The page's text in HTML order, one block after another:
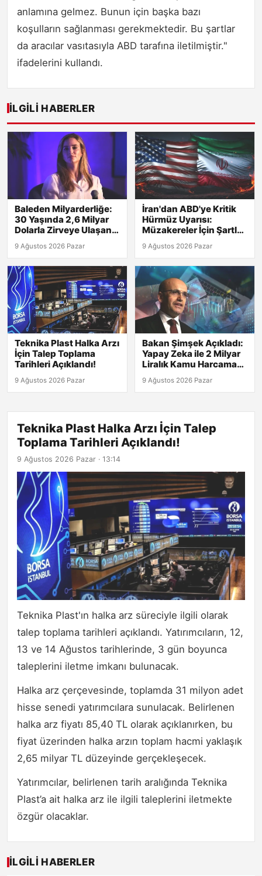
anlamına gelmez. Bunun için başka bazı
koşulların sağlanması gerekmektedir. Bu şartlar
da aracılar vasıtasıyla ABD tarafına iletilmiştir."
ifadelerini kullandı.
İLGILI HABERLER
Baleden Milyarderliğe:
30 Yaşında 2,6 Milyar
Dolarla Zirveye Ulaşan
Genç!
9 Ağustos 2026 Pazar
İran'dan ABD'ye Kritik
Hürmüz Uyarısı:
Müzakereler İçin Şartlar
Belirlendi!
9 Ağustos 2026 Pazar
Teknika Plast Halka Arzı
İçin Talep Toplama
Tarihleri Açıklandı!
9 Ağustos 2026 Pazar
Bakan Şimşek Açıkladı:
Yapay Zeka ile 2 Milyar
Liralık Kamu Harcama
Riski Belirlendi!
9 Ağustos 2026 Pazar
Teknika Plast Halka Arzı İçin Talep
Toplama Tarihleri Açıklandı!
9 Ağustos 2026 Pazar · 13:14
Teknika Plast'ın halka arz süreciyle ilgili olarak
talep toplama tarihleri açıklandı. Yatırımcıların, 12,
13 ve 14 Ağustos tarihlerinde, 3 gün boyunca
taleplerini iletme imkanı bulunacak.
Halka arz çerçevesinde, toplamda 31 milyon adet
hisse senedi yatırımcılara sunulacak. Belirlenen
halka arz fiyatı 85,40 TL olarak açıklanırken, bu
fiyat üzerinden halka arzın toplam hacmi yaklaşık
2,65 milyar TL düzeyinde gerçekleşecek.
Yatırımcılar, belirlenen tarih aralığında Teknika
Plast’a ait halka arz ile ilgili taleplerini iletmekte
özgür olacaklar.
İLGILI HABERLER